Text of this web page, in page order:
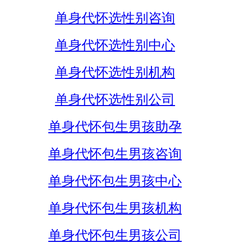
单身代怀选性别咨询
单身代怀选性别中心
单身代怀选性别机构
单身代怀选性别公司
单身代怀包生男孩助孕
单身代怀包生男孩咨询
单身代怀包生男孩中心
单身代怀包生男孩机构
单身代怀包生男孩公司